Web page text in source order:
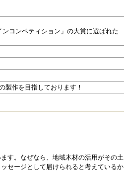
コンペティション」の大賞に選ばれた
作を目指しております！
す。なぜなら、地域木材の活用がその土
セージとして届けられると考えているか